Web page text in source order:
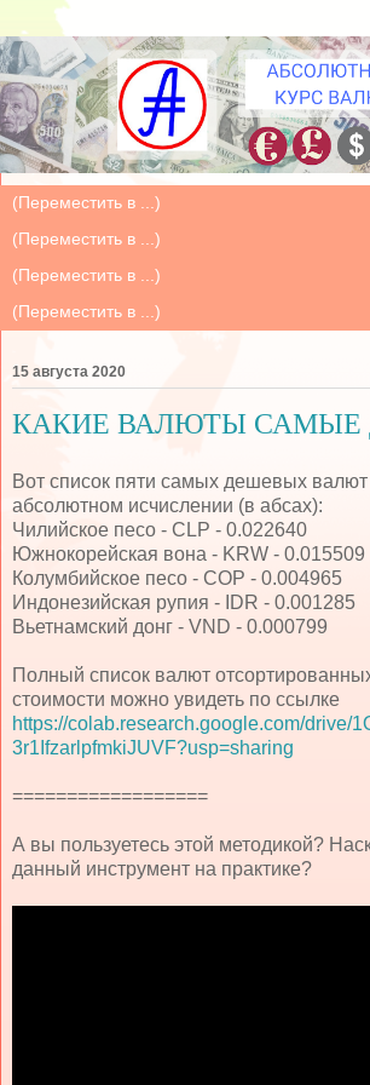
15 августа 2020
КАКИЕ ВАЛЮТЫ САМЫЕ
Вот список пяти самых дешевых валют
абсолютном исчислении (в абсах):
Чилийское песо - CLP - 0.022640
Южнокорейская вона - KRW - 0.015509
Колумбийское песо - COP - 0.004965
Индонезийская рупия - IDR - 0.001285
Вьетнамский донг - VND - 0.000799
Полный список валют
стоимости можно увидеть по ссылке
https://colab.research.google.com/drive/
3r1IfzarlpfmkiJUVF?usp=sharing
==================
А вы пользуетесь этой методикой?
данный инструмент на практике?